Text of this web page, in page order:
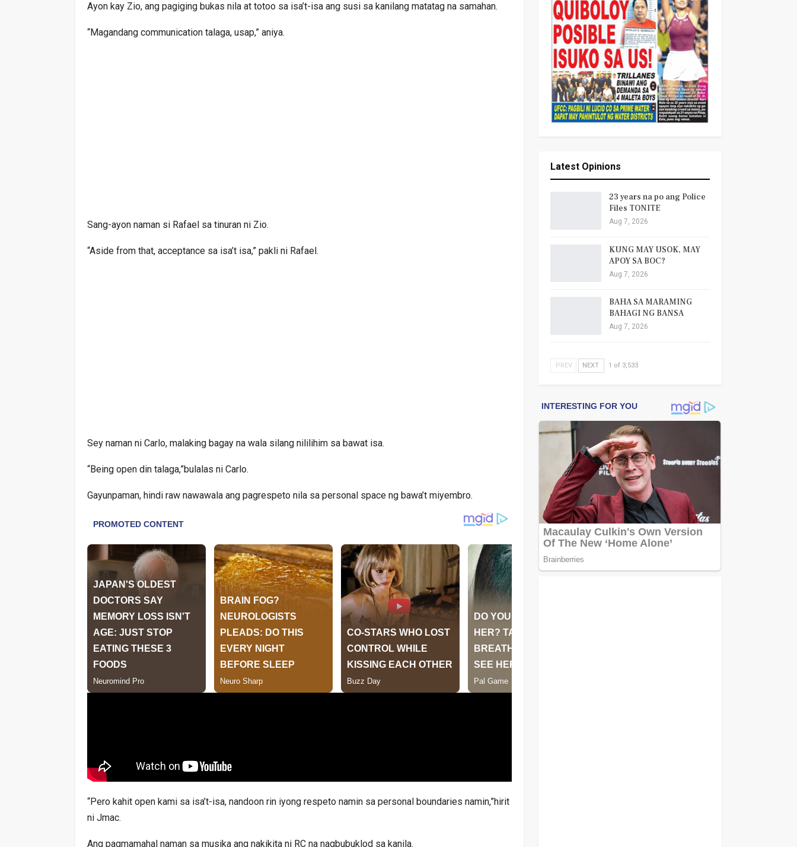
Ayon kay Zio, ang pagiging bukas nila at totoo sa isa’t-isa ang susi sa kanilang matatag na samahan.
“Magandang communication talaga, usap,” aniya.
Sang-ayon naman si Rafael sa tinuran ni Zio.
“Aside from that, acceptance sa isa’t isa,” pakli ni Rafael.
Sey naman ni Carlo, malaking bagay na wala silang nililihim sa bawat isa.
“Being open din talaga,”bulalas ni Carlo.
Gayunpaman, hindi raw nawawala ang pagrespeto nila sa personal space ng bawa’t miyembro.
“Pero kahit open kami sa isa’t-isa, nandoon rin iyong respeto namin sa personal boundaries namin,”hirit
ni Jmac.
Ang pagmamahal naman sa musika ang nakikita ni RC na nagbubuklod sa kanila.
Latest Opinions
23 years na po ang Police
Files TONITE
Aug 7, 2026
KUNG MAY USOK, MAY
APOY SA BOC?
Aug 7, 2026
BAHA SA MARAMING
BAHAGI NG BANSA
Aug 7, 2026
PREV NEXT 1 of 3,533